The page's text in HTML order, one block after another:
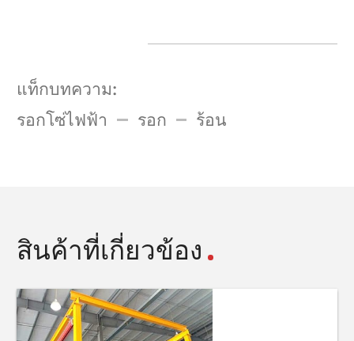
แท็กบทความ:
รอกโซ่ไฟฟ้า
รอก ร้อน
สินค้าที่เกี่ยวข้อง